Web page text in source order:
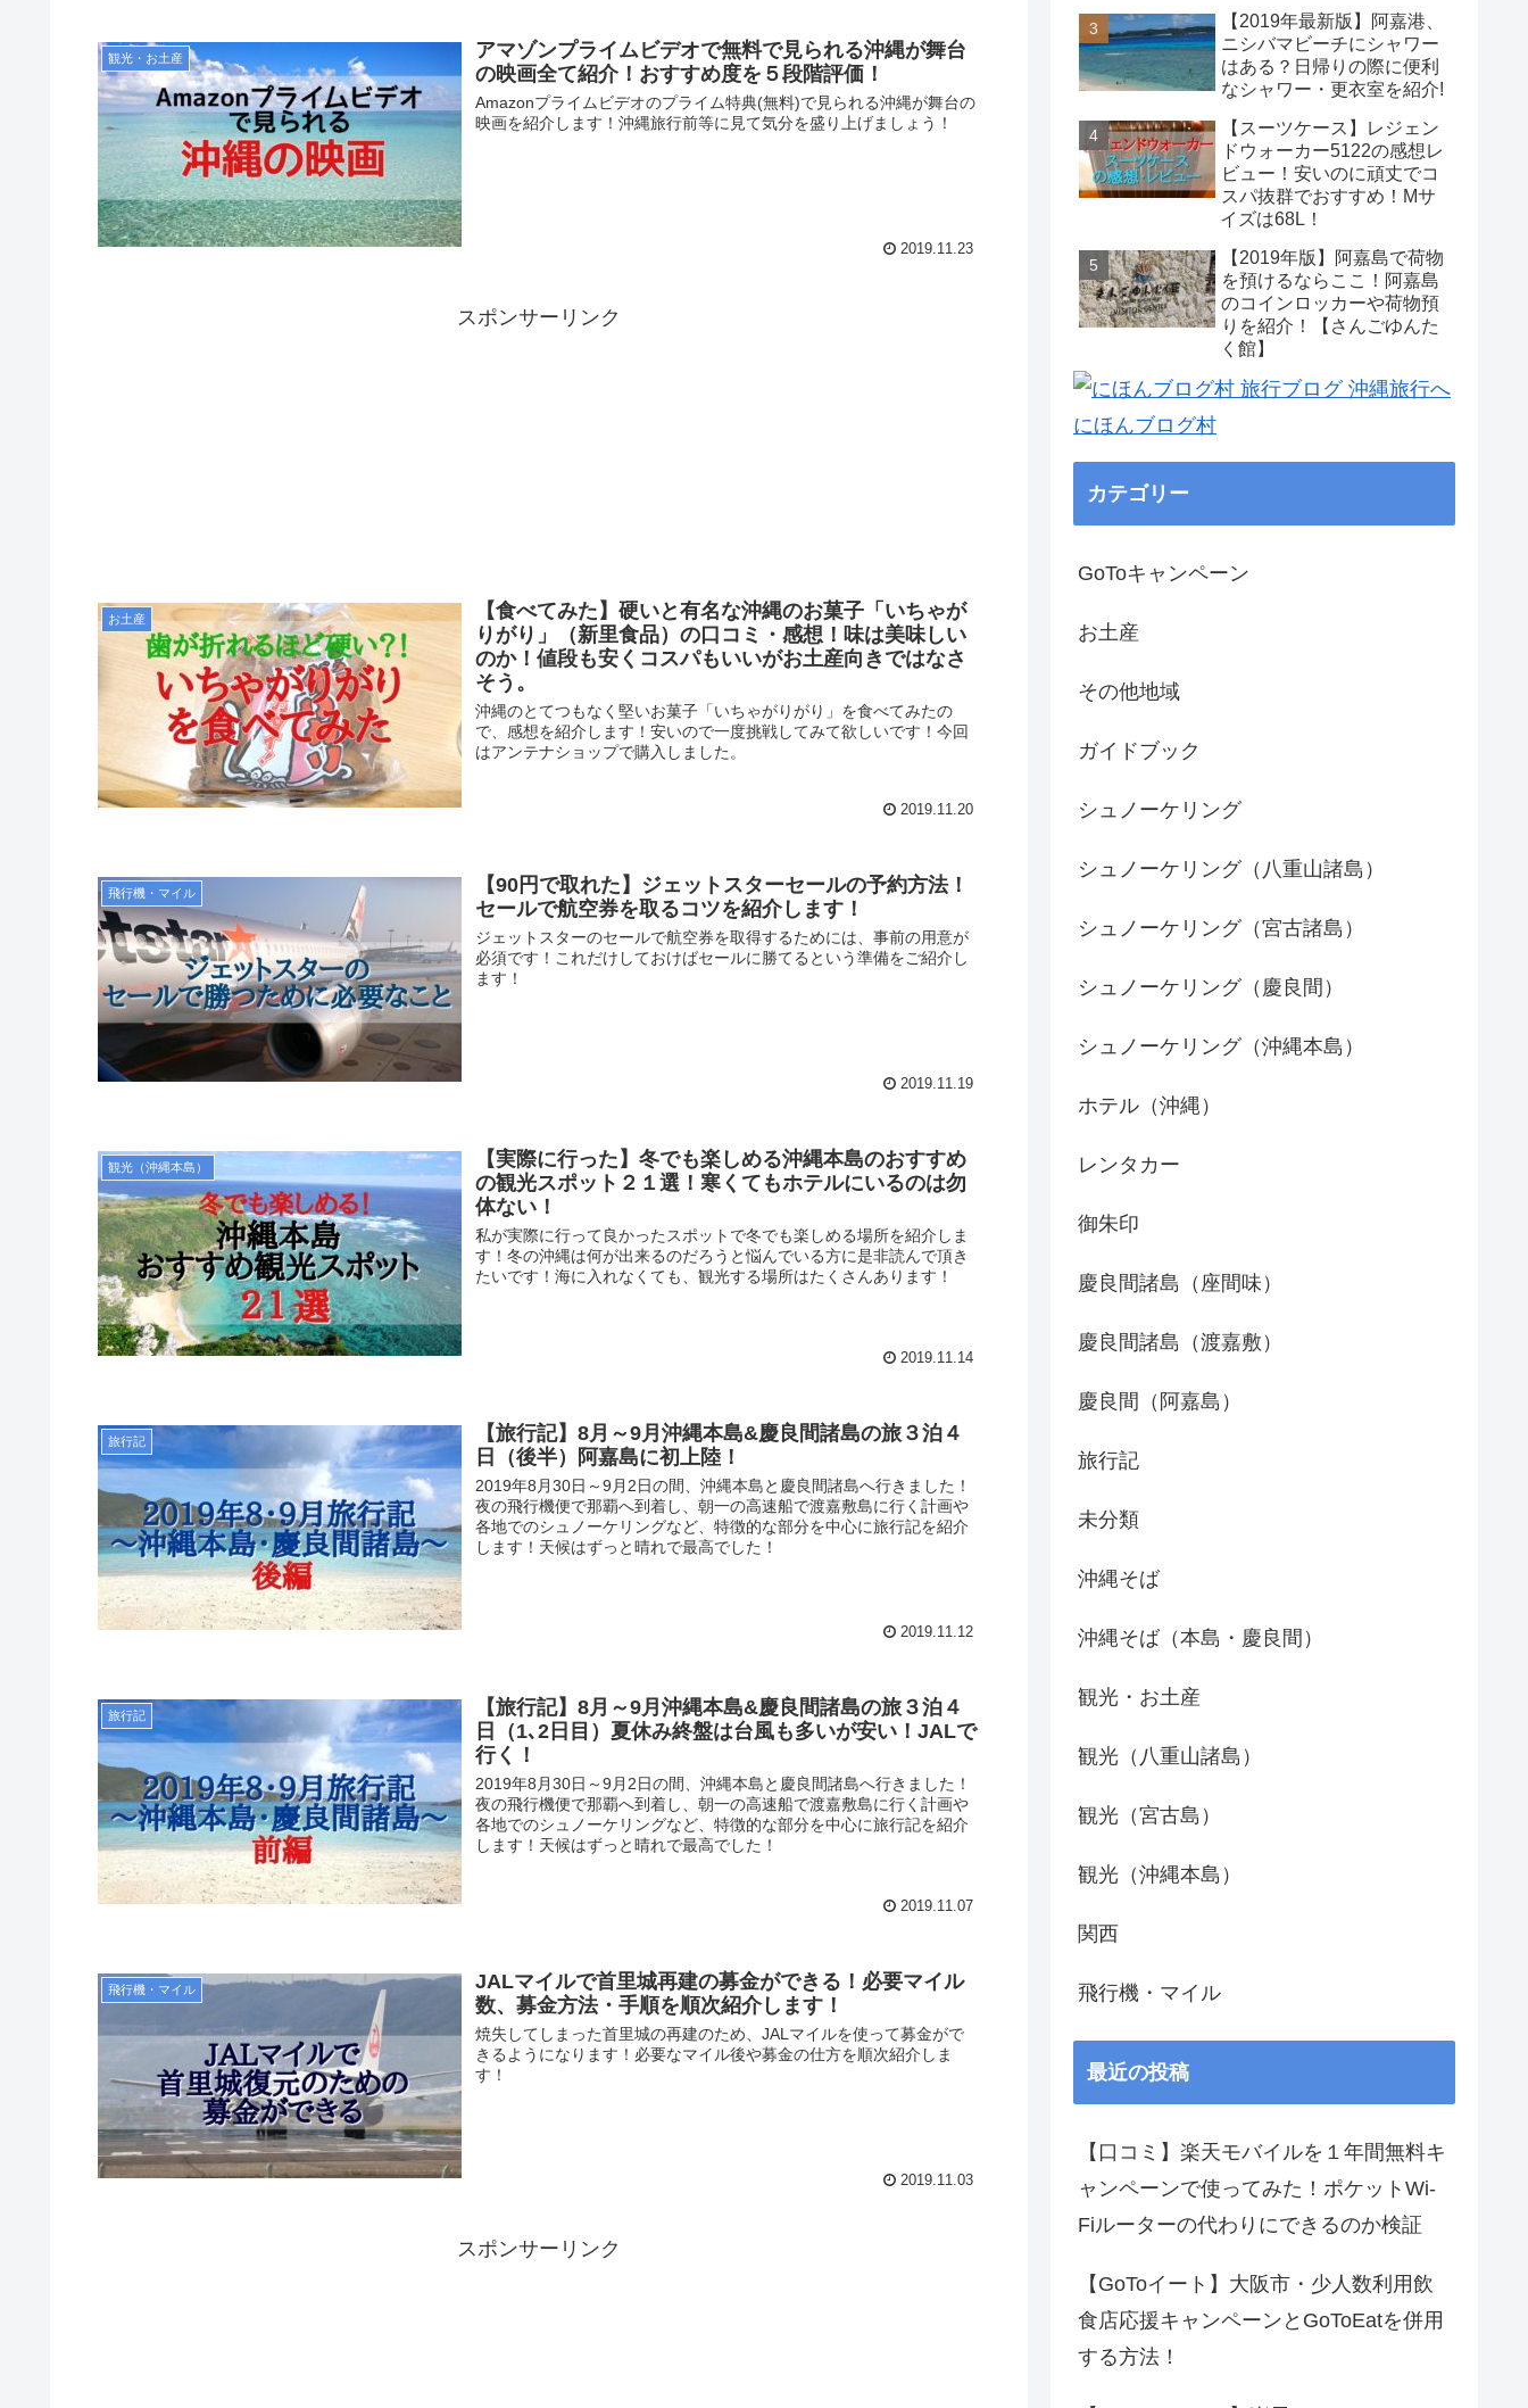
観光・お土産
アマゾンプライムビデオで無料で見られる沖縄が舞台
の映画全て紹介！おすすめ度を５段階評価！
Amazonプライムビデオのプライム特典(無料)で見られる沖縄が舞台の
映画を紹介します！沖縄旅行前等に見て気分を盛り上げましょう！
2019.11.23
スポンサーリンク
お土産
【食べてみた】硬いと有名な沖縄のお菓子「いちゃが
りがり」（新里食品）の口コミ・感想！味は美味しい
のか！値段も安くコスパもいいがお土産向きではなさ
そう。
沖縄のとてつもなく堅いお菓子「いちゃがりがり」を食べてみたの
で、感想を紹介します！安いので一度挑戦してみて欲しいです！今回
はアンテナショップで購入しました。
2019.11.20
飛行機・マイル
【90円で取れた】ジェットスターセールの予約方法！
セールで航空券を取るコツを紹介します！
ジェットスターのセールで航空券を取得するためには、事前の用意が
必須です！これだけしておけばセールに勝てるという準備をご紹介し
ます！
2019.11.19
観光（沖縄本島）
【実際に行った】冬でも楽しめる沖縄本島のおすすめ
の観光スポット２１選！寒くてもホテルにいるのは勿
体ない！
私が実際に行って良かったスポットで冬でも楽しめる場所を紹介しま
す！冬の沖縄は何が出来るのだろうと悩んでいる方に是非読んで頂き
たいです！海に入れなくても、観光する場所はたくさんあります！
2019.11.14
旅行記
【旅行記】8月～9月沖縄本島&慶良間諸島の旅３泊４
日（後半）阿嘉島に初上陸！
2019年8月30日～9月2日の間、沖縄本島と慶良間諸島へ行きました！
夜の飛行機便で那覇へ到着し、朝一の高速船で渡嘉敷島に行く計画や
各地でのシュノーケリングなど、特徴的な部分を中心に旅行記を紹介
します！天候はずっと晴れで最高でした！
2019.11.12
旅行記
【旅行記】8月～9月沖縄本島&慶良間諸島の旅３泊４
日（1､2日目）夏休み終盤は台風も多いが安い！JALで
行く！
2019年8月30日～9月2日の間、沖縄本島と慶良間諸島へ行きました！
夜の飛行機便で那覇へ到着し、朝一の高速船で渡嘉敷島に行く計画や
各地でのシュノーケリングなど、特徴的な部分を中心に旅行記を紹介
します！天候はずっと晴れで最高でした！
2019.11.07
飛行機・マイル
JALマイルで首里城再建の募金ができる！必要マイル
数、募金方法・手順を順次紹介します！
焼失してしまった首里城の再建のため、JALマイルを使って募金がで
きるようになります！必要なマイル後や募金の仕方を順次紹介しま
す！
2019.11.03
スポンサーリンク
【2019年最新版】阿嘉港、
ニシバマビーチにシャワー
はある？日帰りの際に便利
なシャワー・更衣室を紹介!
【スーツケース】レジェン
ドウォーカー5122の感想レ
ビュー！安いのに頑丈でコ
スパ抜群でおすすめ！Mサ
イズは68L！
【2019年版】阿嘉島で荷物
を預けるならここ！阿嘉島
のコインロッカーや荷物預
りを紹介！【さんごゆんた
く館】
にほんブログ村
カテゴリー
GoToキャンペーン
お土産
その他地域
ガイドブック
シュノーケリング
シュノーケリング（八重山諸島）
シュノーケリング（宮古諸島）
シュノーケリング（慶良間）
シュノーケリング（沖縄本島）
ホテル（沖縄）
レンタカー
御朱印
慶良間諸島（座間味）
慶良間諸島（渡嘉敷）
慶良間（阿嘉島）
旅行記
未分類
沖縄そば
沖縄そば（本島・慶良間）
観光・お土産
観光（八重山諸島）
観光（宮古島）
観光（沖縄本島）
関西
飛行機・マイル
最近の投稿
【口コミ】楽天モバイルを１年間無料キ
ャンペーンで使ってみた！ポケットWi-
Fiルーターの代わりにできるのか検証
【GoToイート】大阪市・少人数利用飲
食店応援キャンペーンとGoToEatを併用
する方法！